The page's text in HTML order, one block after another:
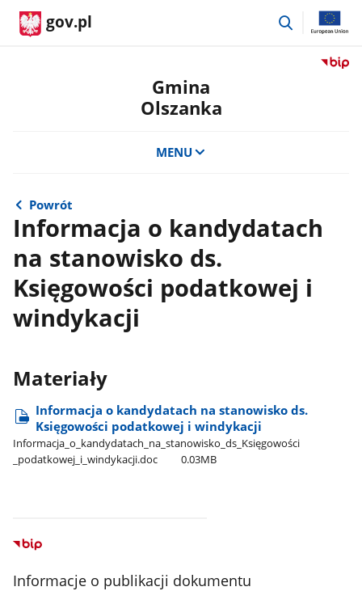
gov.pl
przejdź
Przejdź
Gmina
Olszanka
MENU
Powrót
Informacja o kandydatach
na stanowisko ds.
Księgowości podatkowej i
windykacji
Materiały
Informacja o kandydatach na stanowisko ds.
Księgowości podatkowej i windykacji
Informacja​_o​_kandydatach​_na​_stanowisko​_ds​_Księgowości​
_podatkowej​_i​_windykacji.doc
0.03MB
Informacje o publikacji dokumentu